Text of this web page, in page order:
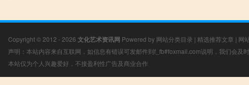
Copyright © 2012 - 2026 文化艺术资讯网 Powered by 网站分类目录 | 精选推荐文章 | 网
声明：本站内容来自互联网，如信息有错误可发邮件到f_fb#foxmail.com说明，我们会及
本站仅为个人兴趣爱好，不接盈利性广告及商业合作